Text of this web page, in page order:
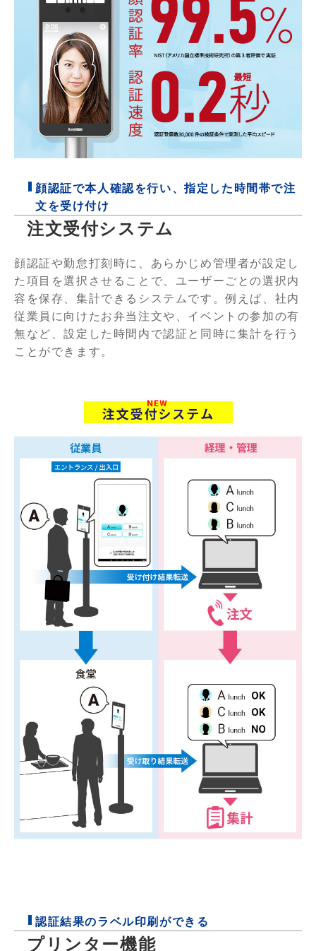
顔認証で本人確認を行い、指定した時間帯で注
文を受け付け
注文受付システム
顔認証や勤怠打刻時に、あらかじめ管理者が設定し
た項目を選択させることで、ユーザーごとの選択内
容を保存、集計できるシステムです。例えば、社内
従業員に向けたお弁当注文や、イベントの参加の有
無など、設定した時間内で認証と同時に集計を行う
ことができます。
認証結果のラベル印刷ができる
プリンター機能